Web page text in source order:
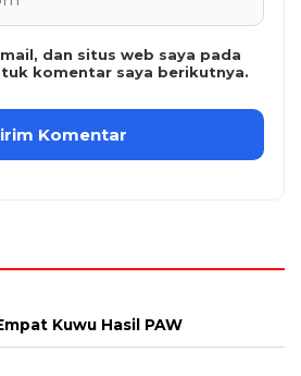
dan situs web saya pada
komentar saya berikutnya.
Kuwu Hasil PAW